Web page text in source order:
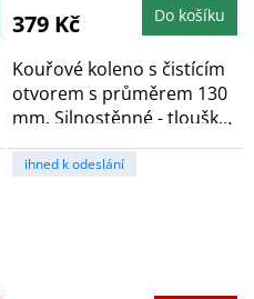
379 Kč Do košíku
Kouřové koleno s čistícím
otvorem s průměrem 130
mm. Silnostěnné - tlouška
plechu 2 mm,...
ihned k odeslání